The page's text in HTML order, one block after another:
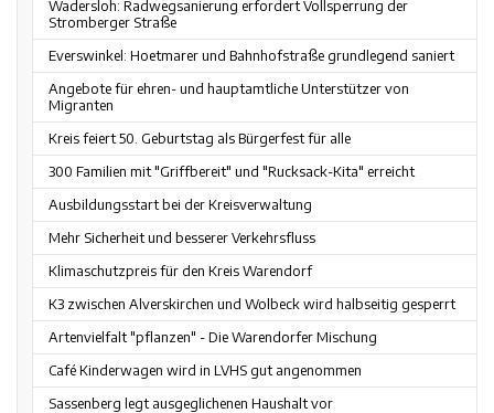
Wadersloh: Radwegsanierung erfordert Vollsperrung der
Stromberger Straße
Everswinkel: Hoetmarer und Bahnhofstraße grundlegend saniert
Angebote für ehren- und hauptamtliche Unterstützer von
Migranten
Kreis feiert 50. Geburtstag als Bürgerfest für alle
300 Familien mit "Griffbereit" und "Rucksack-Kita" erreicht
Ausbildungsstart bei der Kreisverwaltung
Mehr Sicherheit und besserer Verkehrsfluss
Klimaschutzpreis für den Kreis Warendorf
K3 zwischen Alverskirchen und Wolbeck wird halbseitig gesperrt
Artenvielfalt "pflanzen" - Die Warendorfer Mischung
Café Kinderwagen wird in LVHS gut angenommen
Sassenberg legt ausgeglichenen Haushalt vor